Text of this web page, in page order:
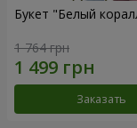
Букет "Белый
1 764 грн
Заказать